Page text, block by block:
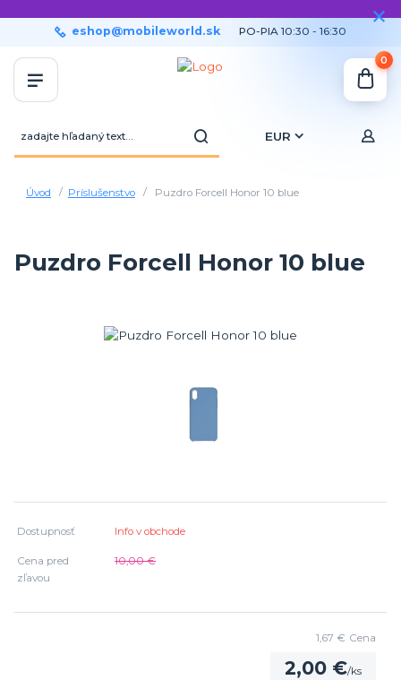
EUR
eshop@mobileworld.sk PO-PIA 10:30 - 16:30
0
Úvod Príslušenstvo Puzdro Forcell Honor 10 blue
Puzdro Forcell Honor 10 blue
Dostupnosť Info v obchode
Cena pred
zľavou
10,00 €
2,00 €/ks
1,67 € Cena